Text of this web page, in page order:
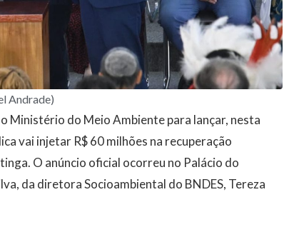
Andrade)
Ministério do Meio Ambiente para lançar, nesta
vai injetar R$ 60 milhões na recuperação
O anúncio oficial ocorreu no Palácio do
da diretora Socioambiental do BNDES, Tereza